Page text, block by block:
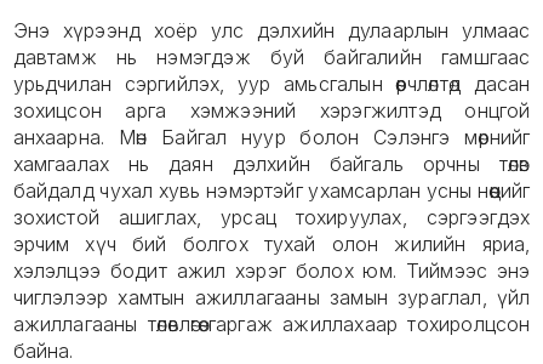
Энэ хүрээнд хоёр улс дэлхийн дулаарлын улмаас
давтамж нь нэмэгдэж буй байгалийн гамшгаас
урьдчилан сэргийлэх, уур амьсгалын өөрчлөлтөд дасан
зохицсон арга хэмжээний хэрэгжилтэд онцгой
анхаарна. Мөн Байгал нуур болон Сэлэнгэ мөрнийг
хамгаалах нь даян дэлхийн байгаль орчны төлөв
байдалд чухал хувь нэмэртэйг ухамсарлан усны нөөцийг
зохистой ашиглах, урсац тохируулах, сэргээгдэх
эрчим хүч бий болгох тухай олон жилийн яриа,
хэлэлцээ бодит ажил хэрэг болох юм. Тиймээс энэ
чиглэлээр хамтын ажиллагааны замын зураглал, үйл
ажиллагааны төлөвлөгөө гаргаж ажиллахаар тохиролцсон
байна.